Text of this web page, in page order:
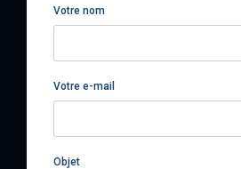
Votre nom
Votre e-mail
Objet